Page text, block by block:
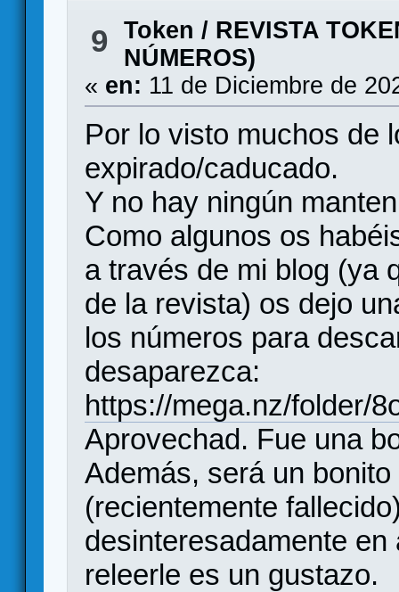
9 Token / REVISTA
NÚMEROS)
« en: 11 de Diciembre de
Por lo visto muchos de
expirado/caducado.
Y no hay ningún
Como algunos os
a través de mi blog (ya
de la revista) os dejo
los números para
desaparezca:
https://mega.nz/folder/
Aprovechad. Fue una
Además, será un
(recientemente
desinteresadamente
releerle es un gustazo.